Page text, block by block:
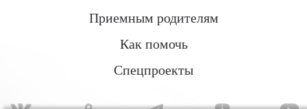
Приемным родителям
Как помочь
Спецпроекты